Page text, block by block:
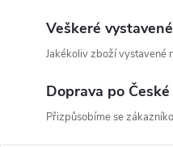
Veškeré
Jakékoliv zboží vystavené
Doprava po
Přizpůsobíme se